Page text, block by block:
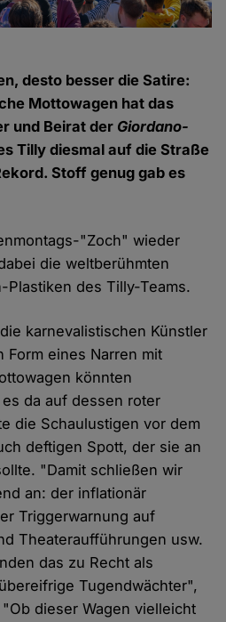
desto besser die Satire:
Mottowagen hat das
und Beirat der Giordano-
Tilly diesmal auf die Straße
Stoff genug gab es
"Zoch" wieder
die weltberühmten
Plastiken des Tilly-Teams.
karnevalistischen Künstler
Form eines Narren mit
könnten
da auf dessen roter
die Schaulustigen vor dem
deftigen Spott, der sie an
"Damit schließen wir
an: der inflationär
Triggerwarnung auf
Theateraufführungen usw.
das zu Recht als
Tugendwächter",
dieser Wagen vielleicht